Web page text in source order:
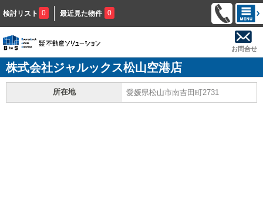
検討リスト 0 最近見た物件 0
お問合せ
株式会社ジャルックス松山空港店
所在地 愛媛県松山市南吉田町2731